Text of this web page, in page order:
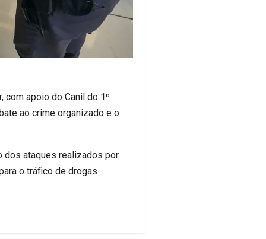
apoio do Canil do 1º
ao crime organizado e o
dos ataques realizados por
o tráfico de drogas